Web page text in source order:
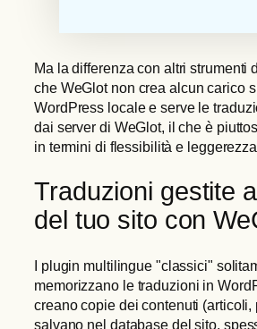
Ma la differenza con altri strumenti
che WeGlot non crea alcun carico
WordPress locale e serve le
dai server di WeGlot, il che è
in termini di flessibilità e
Traduzioni gestite
del tuo sito con
I plugin multilingue "classici"
memorizzano le traduzioni in
creano copie dei contenuti (articoli,
salvano nel database del sito,